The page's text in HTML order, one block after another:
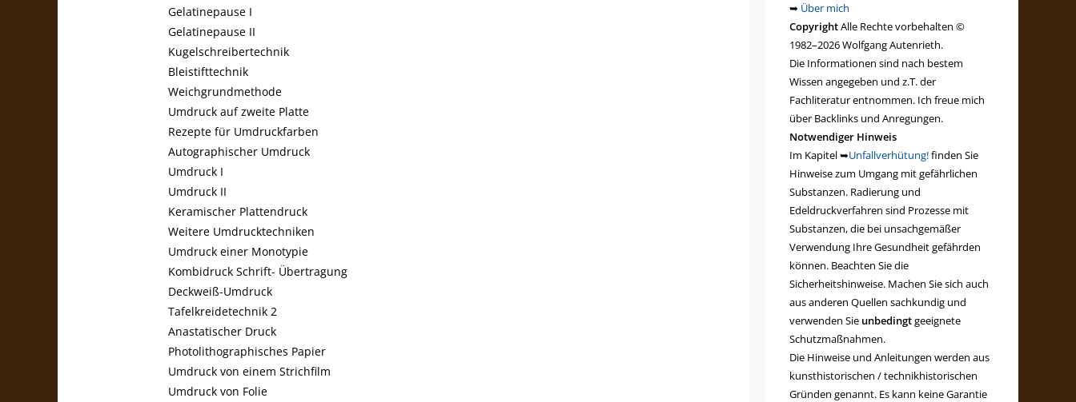
Gelatinepause I
Gelatinepause II
Kugelschreibertechnik
Bleistifttechnik
Weichgrundmethode
Umdruck auf zweite Platte
Rezepte für Umdruckfarben
Autographischer Umdruck
Umdruck I
Umdruck II
Keramischer Plattendruck
Weitere Umdrucktechniken
Umdruck einer Monotypie
Kombidruck Schrift- Übertragung
Deckweiß-Umdruck
Tafelkreidetechnik 2
Anastatischer Druck
Photolithographisches Papier
Umdruck von einem Strichfilm
Umdruck von Folie
➥ Über mich
CopyrightAlle Rechte vorbehalten ©
1982–2026 Wolfgang Autenrieth.
Die Informationen sind nach bestem
Wissen angegeben und z.T. der
Fachliteratur entnommen. Ich freue mich
über Backlinks und Anregungen.
Notwendiger Hinweis
Im Kapitel ➥Unfallverhütung!finden Sie
Hinweise zum Umgang mit gefährlichen
Substanzen. Radierung und
Edeldruckverfahren sind Prozesse mit
Substanzen, die bei unsachgemäßer
Verwendung Ihre Gesundheit gefährden
können. Beachten Sie die
Sicherheitshinweise. Machen Sie sich auch
aus anderen Quellen sachkundig und
verwenden Sie unbedingtgeeignete
Schutzmaßnahmen.
Die Hinweise und Anleitungen werden aus
kunsthistorischen / technikhistorischen
Gründen genannt. Es kann keine Garantie